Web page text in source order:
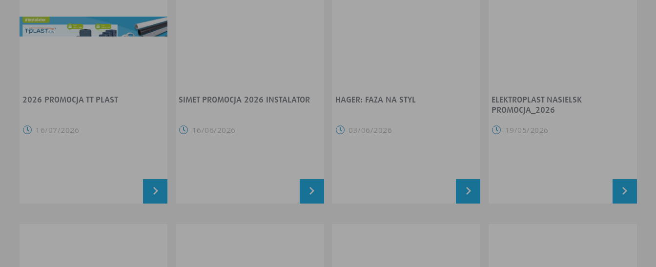
2026 PROMOCJA TT PLAST
16/07/2026
SIMET PROMOCJA 2026 INSTALATOR
16/06/2026
HAGER: FAZA NA STYL
03/06/2026
ELEKTROPLAST NASIELSK
PROMOCJA_2026
19/05/2026